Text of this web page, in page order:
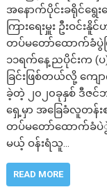
အနောက်ပိုင်းခရိုင်ရွ
ကြားရေးမှူး ဦးဝင်
တပ်မတော်ထောက်ခံပွဲပ
၁၁ရက်နေ့ညပိုင်းက (ပ)
ခြင်းဖြစ်တယ်လို့ ကျ
ခဲ့တဲ့ ၂၀၂၀ခုနှစ် ဒီဇင်
ရှေ့မှာ အခြေခံလူတန်းစ
တပ်မတော်ထောက်ခံပဲွဲ
မယ့် ဝန်းရံသူ…
READ MORE